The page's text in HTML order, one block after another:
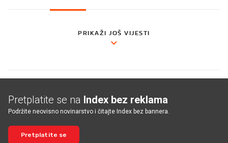
PRIKAŽI JOŠ VIJESTI
Pretplatite se na Index bez reklama
Podržite neovisno novinarstvo i čitajte Index bez bannera.
Pretplatite se